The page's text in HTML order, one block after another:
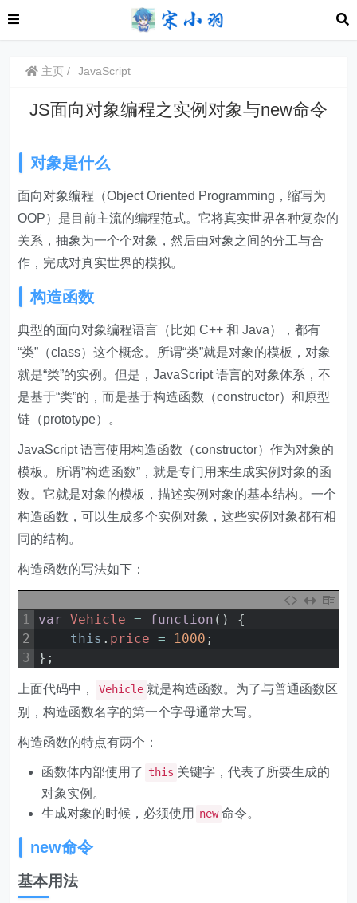
主页 JavaScript
JS面向对象编程之实例对象与new命令
对象是什么
面向对象编程（Object Oriented Programming，缩写为
OOP）是目前主流的编程范式。它将真实世界各种复杂的
关系，抽象为一个个对象，然后由对象之间的分工与合
作，完成对真实世界的模拟。
构造函数
典型的面向对象编程语言（比如 C++ 和 Java），都有
“类”（class）这个概念。所谓“类”就是对象的模板，对象
就是“类”的实例。但是，JavaScript 语言的对象体系，不
是基于“类”的，而是基于构造函数（constructor）和原型
链（prototype）。
JavaScript 语言使用构造函数（constructor）作为对象的
模板。所谓”构造函数”，就是专门用来生成实例对象的函
数。它就是对象的模板，描述实例对象的基本结构。一个
构造函数，可以生成多个实例对象，这些实例对象都有相
同的结构。
构造函数的写法如下：
1
2
3
var Vehicle = function ( )
{
this . price = 1000 ;
} ;
上面代码中， Vehicle 就是构造函数。为了与普通函数区
别，构造函数名字的第一个字母通常大写。
构造函数的特点有两个：
函数体内部使用了 this 关键字，代表了所要生成的
对象实例。
生成对象的时候，必须使用
new 命令。
new命令
基本用法